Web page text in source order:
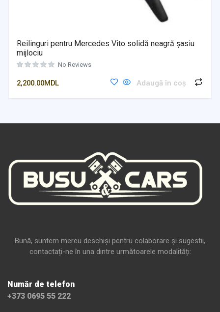
Reilinguri pentru Mercedes Vito solidă neagră șasiu
mijlociu
No Reviews
2,200.00MDL Adaugă în coș
Bună, suntem mereu deschiși pentru colaborare și sugestii,
contactați-ne în una dintre următoarele modalități:
Număr de telefon
+373 0695 55 222